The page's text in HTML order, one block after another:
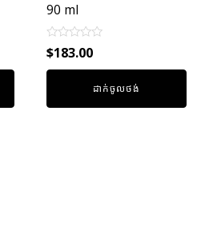
90 ml
Rated
0
out
$183.00
ដាក់ចូលថង់